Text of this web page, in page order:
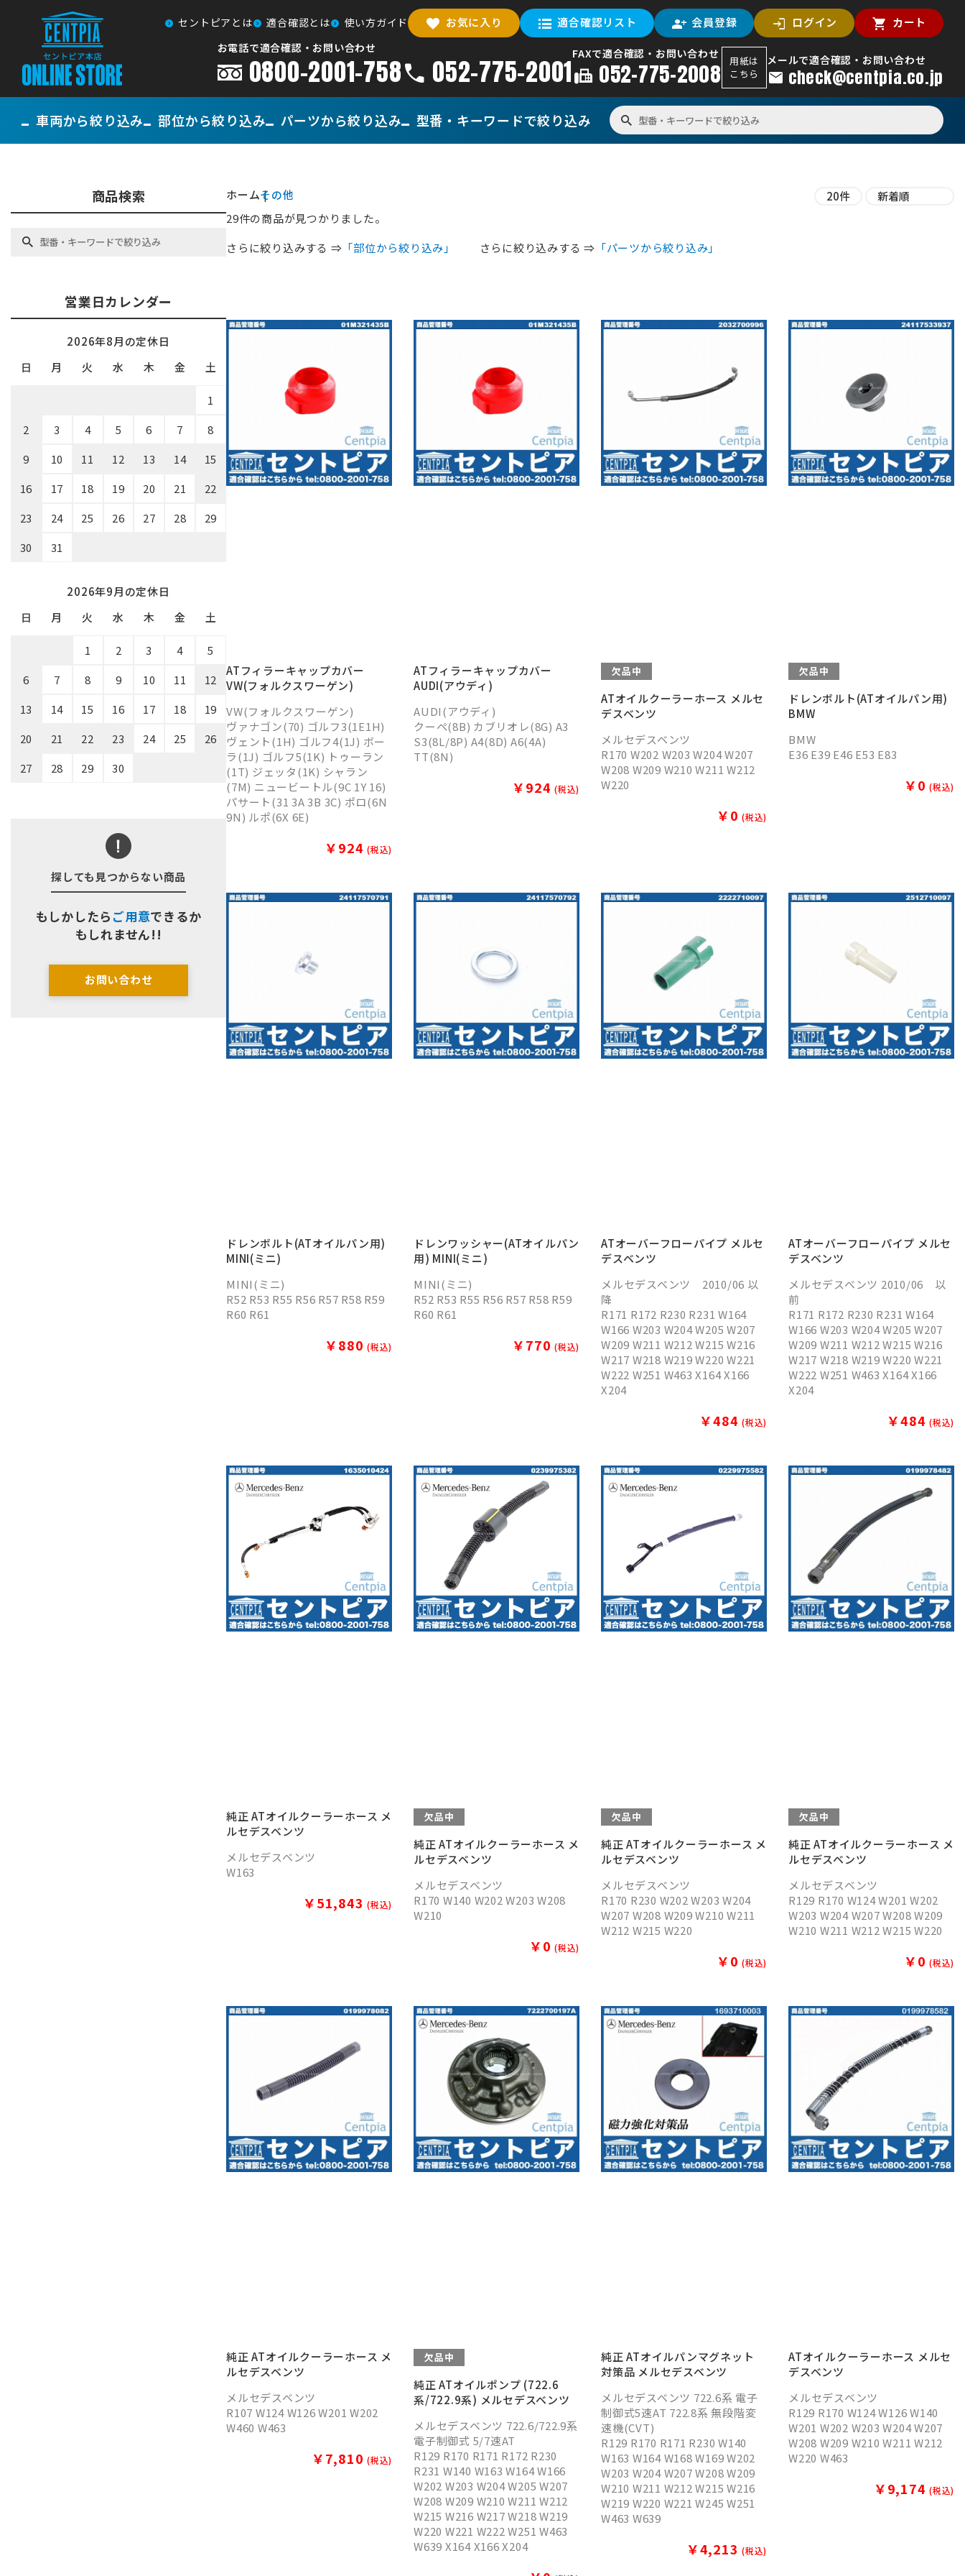
セントピアとは 適合確認とは 使い方ガイド お気に入り 適合確認リスト 会員登録 ログイン カート
お電話で適合確認・お問い合わせ
0800-2001-758 052-775-2001FAXで適合確認・お問い合わせ
052-775-2008
用紙は
こちら
メールで適合確認・お問い合わせ
check@centpia.co.jp
車両から絞り込み 部位から絞り込み パーツから絞り込み 型番・ キーワードで絞り込み
ホームその他
29件の商品が見つかりました。
さらに絞り込みする ⇒ 「部位から絞り込み」 さらに絞り込みする ⇒ 「パーツから絞り込み」
ATフィラーキャップカバー
VW(フォルクスワーゲン)
VW(フォルクスワーゲン)
ヴァナゴン(70) ゴルフ3(1E1H)
ヴェント(1H) ゴルフ4(1J) ボー
ラ(1J) ゴルフ5(1K) トゥーラン
(1T) ジェッタ(1K) シャラン
(7M) ニュービートル(9C 1Y 16)
パサート(31 3A 3B 3C) ポロ(6N
9N) ルポ(6X 6E)
￥924 (税込)
ATフィラーキャップカバー
AUDI(アウディ)
AUDI(アウディ)
クーペ(8B) カブリオレ(8G) A3
S3(8L/8P) A4(8D) A6(4A)
TT(8N)
￥924 (税込)
欠品中
ATオイルクーラーホース メルセ
デスベンツ
メルセデスベンツ
R170 W202 W203 W204 W207
W208 W209 W210 W211 W212
W220
￥0 (税込)
欠品中
ドレンボルト(ATオイルパン用)
BMW
BMW
E36 E39 E46 E53 E83
￥0 (税込)
ドレンボルト(ATオイルパン用)
MINI(ミニ)
MINI(ミニ)
R52 R53 R55 R56 R57 R58 R59
R60 R61
￥880 (税込)
ドレンワッシャー(ATオイルパン
用) MINI(ミニ)
MINI(ミニ)
R52 R53 R55 R56 R57 R58 R59
R60 R61
￥770 (税込)
ATオーバーフローパイプ メルセ
デスベンツ
メルセデスベンツ 2010/06 以
降
R171 R172 R230 R231 W164
W166 W203 W204 W205 W207
W209 W211 W212 W215 W216
W217 W218 W219 W220 W221
W222 W251 W463 X164 X166
X204
￥484 (税込)
ATオーバーフローパイプ メルセ
デスベンツ
メルセデスベンツ 2010/06 以
前
R171 R172 R230 R231 W164
W166 W203 W204 W205 W207
W209 W211 W212 W215 W216
W217 W218 W219 W220 W221
W222 W251 W463 X164 X166
X204
￥484 (税込)
純正 ATオイルクーラーホース メ
ルセデスベンツ
メルセデスベンツ
W163
￥51,843 (税込)
欠品中
純正 ATオイルクーラーホース メ
ルセデスベンツ
メルセデスベンツ
R170 W140 W202 W203 W208
W210
￥0 (税込)
欠品中
純正 ATオイルクーラーホース メ
ルセデスベンツ
メルセデスベンツ
R170 R230 W202 W203 W204
W207 W208 W209 W210 W211
W212 W215 W220
￥0 (税込)
欠品中
純正 ATオイルクーラーホース メ
ルセデスベンツ
メルセデスベンツ
R129 R170 W124 W201 W202
W203 W204 W207 W208 W209
W210 W211 W212 W215 W220
￥0 (税込)
純正 ATオイルクーラーホース メ
ルセデスベンツ
メルセデスベンツ
R107 W124 W126 W201 W202
W460 W463
￥7,810 (税込)
欠品中
純正 ATオイルポンプ (722.6
系/722.9系) メルセデスベンツ
メルセデスベンツ 722.6/722.9系
電子制御式 5/7速AT
R129 R170 R171 R172 R230
R231 W140 W163 W164 W166
W202 W203 W204 W205 W207
W208 W209 W210 W211 W212
W215 W216 W217 W218 W219
W220 W221 W222 W251 W463
W639 X164 X166 X204
純正 ATオイルパンマグネット
対策品 メルセデスベンツ
メルセデスベンツ 722.6系 電子
制御式5速AT 722.8系 無段階変
速機(CVT)
R129 R170 R171 R230 W140
W163 W164 W168 W169 W202
W203 W204 W207 W208 W209
W210 W211 W212 W215 W216
W219 W220 W221 W245 W251
W463 W639
￥4,213 (税込)
ATオイルクーラーホース メルセ
デスベンツ
メルセデスベンツ
R129 R170 W124 W126 W140
W201 W202 W203 W204 W207
W208 W209 W210 W211 W212
W220 W463
￥9,174 (税込)
商品検索
営業日カレンダー
2026年8月の定休日
日
月 火 水 木 金 土
1
2
3 4 5 6 7
8
9
10 11 12 13 14
15
16
17 18 19 20 21
22
23
24 25 26 27 28
29
30
31
2026年9月の定休日
日
月 火 水 木 金 土
1 2 3 4
5
6
7 8 9 10 11
12
13
14 15 16 17 18
19
20
21 22 23 24 25
26
27
28 29 30
探しても見つからない商品
もしかしたら ご用意できるか
もしれません!!
お問い合わせ